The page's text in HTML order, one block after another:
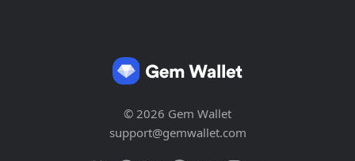
© 2026 Gem Wallet
support@gemwallet.com